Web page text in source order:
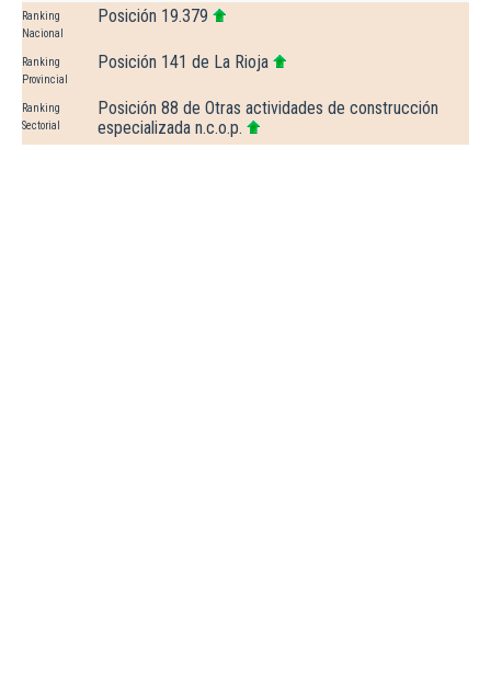
Ranking
Nacional
Posición 19.379
Ranking
Provincial
Posición 141 de La Rioja
Ranking
Sectorial
Posición 88 de Otras actividades de construcción
especializada n.c.o.p.